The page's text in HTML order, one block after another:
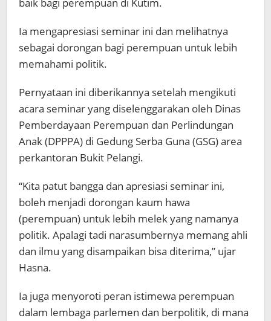
baik bagi perempuan di Kutim.
Ia mengapresiasi seminar ini dan melihatnya
sebagai dorongan bagi perempuan untuk lebih
memahami politik.
Pernyataan ini diberikannya setelah mengikuti
acara seminar yang diselenggarakan oleh Dinas
Pemberdayaan Perempuan dan Perlindungan
Anak (DPPPA) di Gedung Serba Guna (GSG) area
perkantoran Bukit Pelangi.
“Kita patut bangga dan apresiasi seminar ini,
boleh menjadi dorongan kaum hawa
(perempuan) untuk lebih melek yang namanya
politik. Apalagi tadi narasumbernya memang ahli
dan ilmu yang disampaikan bisa diterima,” ujar
Hasna.
Ia juga menyoroti peran istimewa perempuan
dalam lembaga parlemen dan berpolitik, di mana